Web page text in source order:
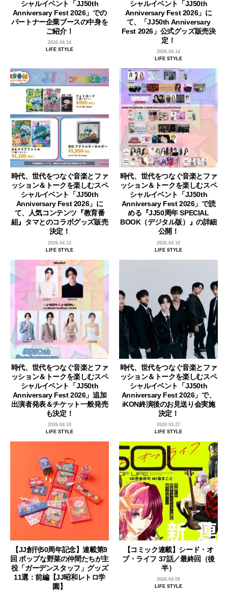
シャルイベント「JJ50th
Anniversary Fest 2026」での
パートナー企業ブースの中身を
ご紹介！
2026.04.14
LIFE STYLE
シャルイベント「JJ50th
Anniversary Fest 2026」に
て、「JJ50th Anniversary
Fest 2026」公式グッズ販売決
定！
2026.04.14
LIFE STYLE
時代、世代をつなぐ音楽とファ
ッション＆トークを楽しむスペ
シャルイベント「JJ50th
Anniversary Fest 2026」に
て、人気コンテンツ『教育番
組』タマとのコラボグッズ販売
決定！
2026.04.13
LIFE STYLE
時代、世代をつなぐ音楽とファ
ッション＆トークを楽しむスペ
シャルイベント「JJ50th
Anniversary Fest 2026」で読
める『JJ50周年 SPECIAL
BOOK（デジタル版）』の詳細
公開！
2026.04.10
LIFE STYLE
時代、世代をつなぐ音楽とファ
ッション＆トークを楽しむスペ
シャルイベント「JJ50th
Anniversary Fest 2026」追加
出演者発表＆チケット一般発売
も決定！
2026.04.10
LIFE STYLE
時代、世代をつなぐ音楽とファ
ッション＆トークを楽しむスペ
シャルイベント「JJ50th
Anniversary Fest 2026」で、
iKON終演後のお見送り会実施
決定！
2026.03.27
LIFE STYLE
【JJ創刊50周年記念】連載第9
回 ポップな野菜の仲間たちが主
役「ガーデンスタッフ」グッズ
11選：前編【JJ昭和レトロ学
園】
【コミック連載】シード・オ
ブ・ライフ 37話／最終回（後
半）
2026.04.09
LIFE STYLE